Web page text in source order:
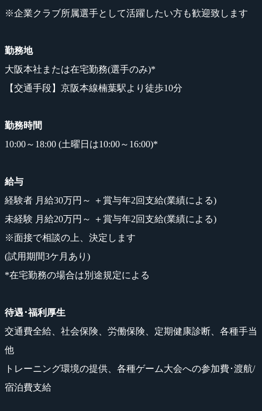
※企業クラブ所属選手として活躍したい方も歓迎致します
勤務地
大阪本社または在宅勤務(選手のみ)*
【交通手段】京阪本線楠葉駅より徒歩10分
勤務時間
10:00～18:00 (土曜日は10:00～16:00)*
給与
経験者 月給30万円～ ＋賞与年2回支給(業績による)
未経験 月給20万円～ ＋賞与年2回支給(業績による)
※面接で相談の上、決定します
(試用期間3ケ月あり)
*在宅勤務の場合は別途規定による
待遇･福利厚生
交通費全給、社会保険、労働保険、定期健康診断、各種手当
他
トレーニング環境の提供、各種ゲーム大会への参加費･渡航/
宿泊費支給